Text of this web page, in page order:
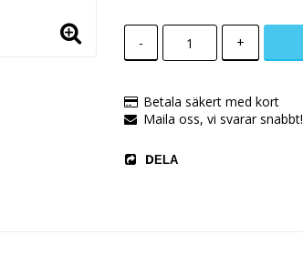
- +
Betala säkert med kort
Maila oss, vi svarar snabbt!
DELA